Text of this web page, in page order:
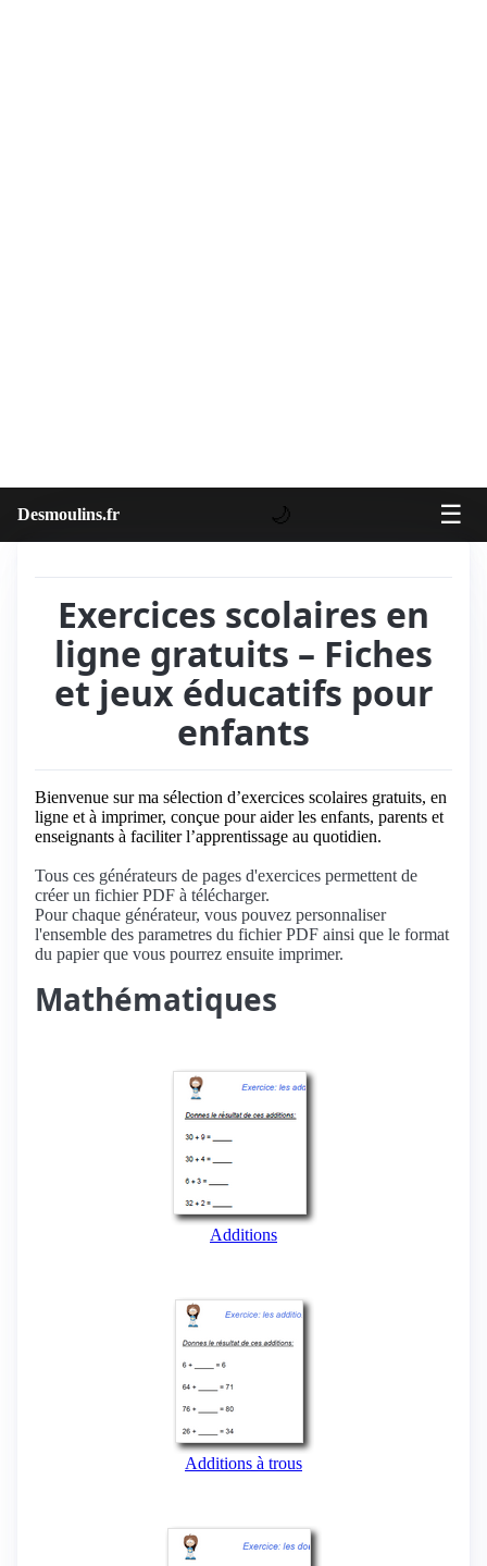
Desmoulins.fr 🌙 ☰
Exercices scolaires en
ligne gratuits – Fiches
et jeux éducatifs pour
enfants
Bienvenue sur ma sélection d’exercices scolaires gratuits, en
ligne et à imprimer, conçue pour aider les enfants, parents et
enseignants à faciliter l’apprentissage au quotidien.
Tous ces générateurs de pages d'exercices permettent de
créer un fichier PDF à télécharger.
Pour chaque générateur, vous pouvez personnaliser
l'ensemble des parametres du fichier PDF ainsi que le format
du papier que vous pourrez ensuite imprimer.
Mathématiques
Additions
Additions à trous